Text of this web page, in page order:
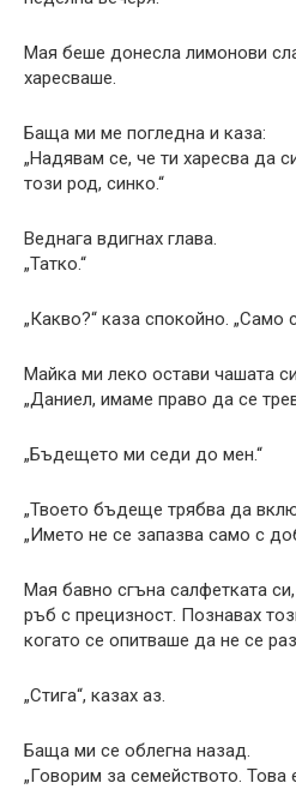
Мая беше донесла лимонови
харесваше.
Баща ми ме погледна и каза:
„Надявам се, че ти харесва да
този род, синко.“
Веднага вдигнах глава.
„Татко.“
„Какво?“ каза спокойно. „Само
Майка ми леко остави чашата
„Даниел, имаме право да се
„Бъдещето ми седи до мен.“
„Твоето бъдеще трябва да
„Името не се запазва само с
Мая бавно сгъна салфетката
ръб с прецизност. Познавах
когато се опитваше да не се
„Стига“, казах аз.
Баща ми се облегна назад.
„Говорим за семейството. Това